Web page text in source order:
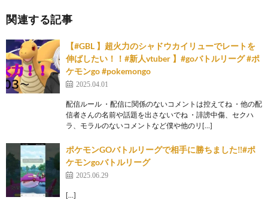
関連する記事
【#GBL 】超火力のシャドウカイリューでレートを
伸ばしたい！！#新人vtuber 】#goバトルリーグ #ポ
ケモンgo #pokemongo
2025.04.01
配信ルール ・配信に関係のないコメントは控えてね ・他の配
信者さんの名前や話題を出さないでね ・誹謗中傷、セクハ
ラ、モラルのないコメントなど僕や他のリ[…]
ポケモンGOバトルリーグで相手に勝ちました‼️#ポ
ケモンgoバトルリーグ
2025.06.29
[…]